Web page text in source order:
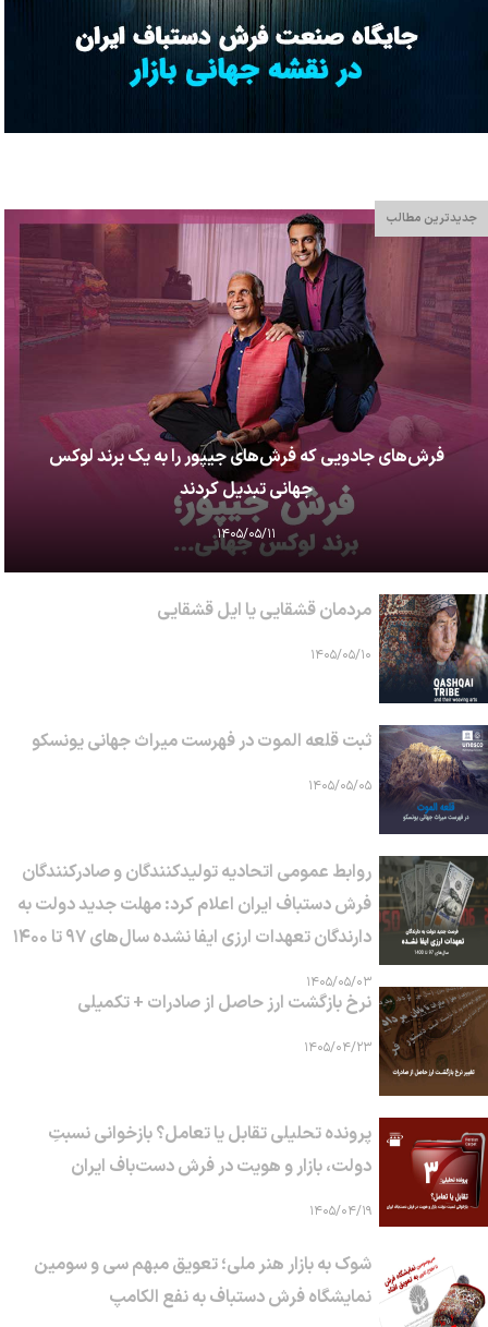
جدیدترین مطالب
فرش‌های جادویی که فرش‌های جیپور را به یک برند لوکس
جهانی تبدیل کردند
۱۴۰۵/۰۵/۱۱
مردمان قشقایی یا ایل قشقایی
۱۴۰۵/۰۵/۱۰
ثبت قلعه الموت در فهرست میراث جهانی یونسکو
۱۴۰۵/۰۵/۰۵
روابط عمومی اتحادیه تولیدکنندگان و صادرکنندگان
فرش دستباف ایران اعلام کرد: مهلت جدید دولت به
دارندگان تعهدات ارزی ایفا نشده سال‌های ۹۷ تا ۱۴۰۰
۱۴۰۵/۰۵/۰۳
نرخ بازگشت ارز حاصل از صادرات + تکمیلی
۱۴۰۵/۰۴/۲۳
پرونده تحلیلی تقابل یا تعامل؟ بازخوانی نسبتِ
دولت، بازار و هویت در فرش دست‌باف ایران
۱۴۰۵/۰۴/۱۹
شوک به بازار هنر ملی؛ تعویق مبهم سی و سومین
نمایشگاه فرش دستباف به نفع الکامپ